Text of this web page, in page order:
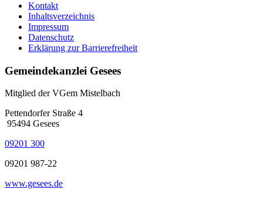
Kontakt
Inhaltsverzeichnis
Impressum
Datenschutz
Erklärung zur Barrierefreiheit
Gemeindekanzlei Gesees
Mitglied der VGem Mistelbach
Pettendorfer Straße 4
95494 Gesees
09201 300
09201 987-22
www.gesees.de